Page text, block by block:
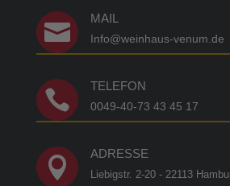

MAIL
Info@weinhaus-venum.de

TELEFON
0049-40-73 43 45 17

ADRESSE
Liebigstr. 2-20 - 22113